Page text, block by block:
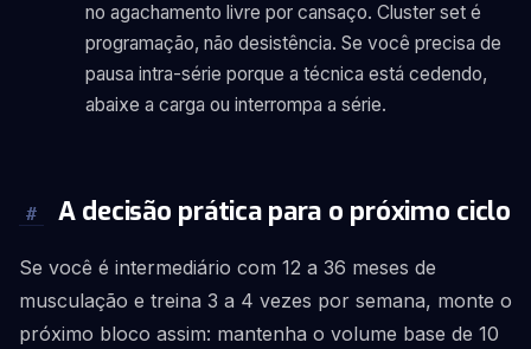
no agachamento livre por cansaço. Cluster set é
programação, não desistência. Se você precisa de
pausa intra-série porque a técnica está cedendo,
abaixe a carga ou interrompa a série.
# A decisão prática para o próximo ciclo
Se você é intermediário com 12 a 36 meses de
musculação e treina 3 a 4 vezes por semana, monte o
próximo bloco assim: mantenha o volume base de 10